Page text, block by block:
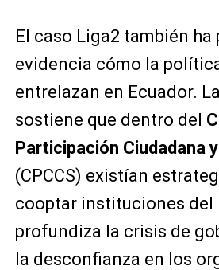
El caso Liga2 también ha
evidencia cómo la
entrelazan en Ecuador.
sostiene que dentro del
Participación Ciudadana
(CPCCS) existían
cooptar instituciones del
profundiza la crisis de
la desconfianza en los